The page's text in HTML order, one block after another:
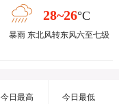
28~26°C
暴雨 东北风转东风六至七级
今日最高 今日最低